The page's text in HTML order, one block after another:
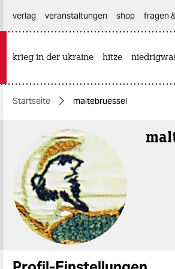
themen
politik
öko
gesellschaft
kultur
verlag
veranstaltungen shop fragen
krieg in der ukraine hitze
Startseite maltebruessel